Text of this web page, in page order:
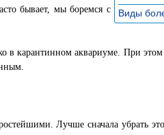
Виды
бывает, мы боремся с
в карантинном аквариуме. При
Лучше сначала убрать